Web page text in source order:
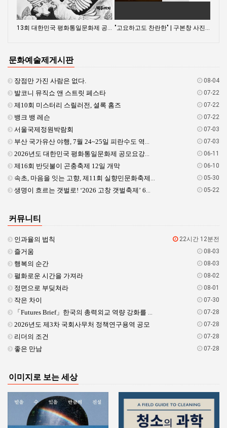
하늘바다 차애린
문화예술제게시판
장점만 가진 사람은 없다. 08-04
발코니 뮤직쇼 앤 스트릿 페스타 07-22
제10회 미스터리 스릴러전, 셜록 홈즈 07-22
뱅크 뱅 레슨 07-22
서울국제정원박람회 07-03
부산 국가유산 야행, 7월 24~25일 피란수도 역사문화 체험 07-03
2026년도 대한민국 평화통일문화제 공모요강입니다. 06-11
제16회 반딧불이 곤충축제 12일 개막 06-10
속초, 마음을 잇는 고향, 제11회 실향민문화축제 6월 12일 개막 05-30
생명이 흐르는 갯벌로! ‘2026 고창 갯벌축제’ 6월 5일 개막 05-22
커뮤니티
인과율의 법칙 22시간 12분전
즐거움 08-03
행복의 순간 08-03
펼화로운 시간을 가져라 08-02
정면으로 부딪쳐라 08-01
작은 차이 07-30
「Futures Brief」한국의 총력외교 역량 강화를 위한 과제와 국회의 역할 <제26-… 07-28
2026년도 제3차 국회사무처 정책연구용역 공모 07-28
리더의 조건 07-28
좋은 만남 07-28
이미지로 보는 세상